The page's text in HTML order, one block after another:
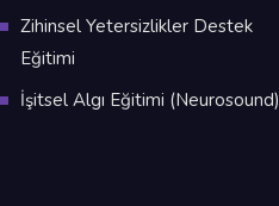
Zihinsel Yetersizlikler Destek
Eğitimi
İşitsel Algı Eğitimi (Neurosound)